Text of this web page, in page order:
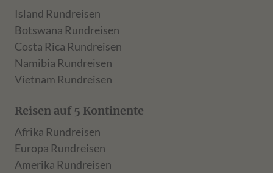
Island Rundreisen
Botswana Rundreisen
Costa Rica Rundreisen
Namibia Rundreisen
Vietnam Rundreisen
Reisen auf 5 Kontinente
Afrika Rundreisen
Europa Rundreisen
Amerika Rundreisen